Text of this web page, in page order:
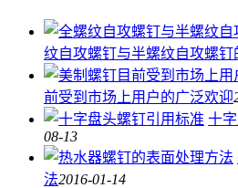
纹自攻螺钉与半螺纹自攻螺钉
前受到市场上用户的广泛欢迎
十
08-13
法2016-01-14